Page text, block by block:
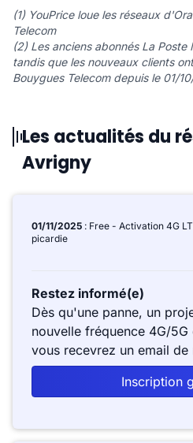
(1) YouPrice loue les réseaux
Telecom
(2) Les anciens abonnés La Poste
tandis que les nouveaux clients
Bouygues Telecom depuis le 01/
Les actualités du
Avrigny
01/11/2025 : Free - Activation 4G
picardie
Restez informé(e)
Dès qu'une panne, un
nouvelle fréquence 4G/
vous recevrez un email
Inscription